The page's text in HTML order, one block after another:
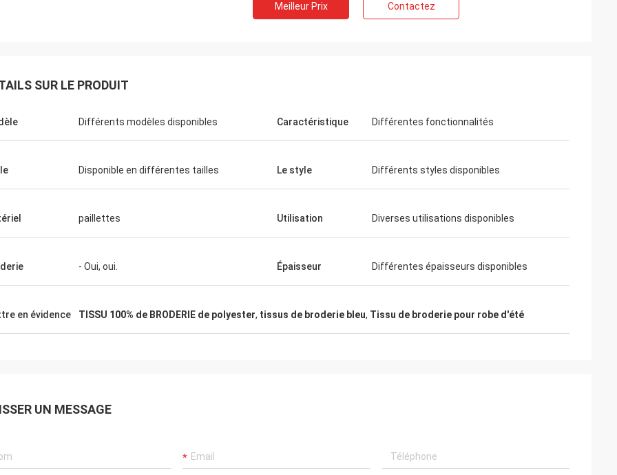
Meilleur Prix Contactez
SUR LE PRODUIT
Différents modèles disponibles Caractéristique Différentes fonctionnalités
Disponible en différentes tailles Le style Différents styles disponibles
paillettes Utilisation Diverses utilisations disponibles
- Oui, oui. Épaisseur Différentes épaisseurs disponibles
en évidence TISSU 100% de BRODERIE de polyester, tissus de broderie bleu, Tissu de broderie pour robe d'été
UN MESSAGE